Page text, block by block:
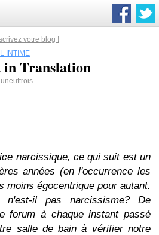
votre blog !
INTIME
in Translation
narcissique, ce qui suit est un
années (en l'occurrence les
moins égocentrique pour autant.
il pas narcissisme? De
forum à chaque instant passé
salle de bain à vérifier notre